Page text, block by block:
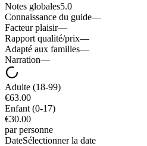
Notes globales5.0
Connaissance du guide—
Facteur plaisir—
Rapport qualité/prix—
Adapté aux familles—
Narration—
Adulte (18-99)
€63.00
Enfant (0-17)
€30.00
par personne
DateSélectionner la date